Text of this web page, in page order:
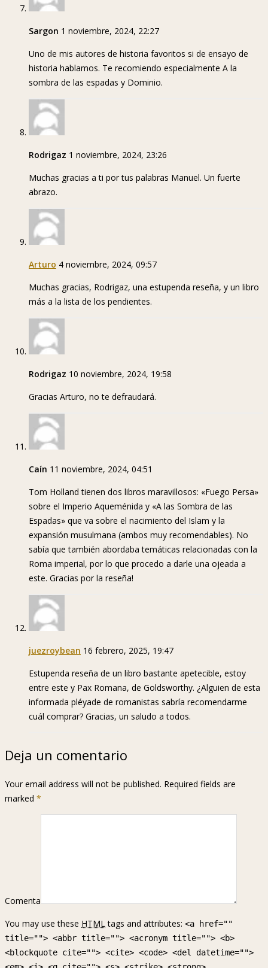
Sargon 1 noviembre, 2024, 22:27
Uno de mis autores de historia favoritos si de ensayo de
historia hablamos. Te recomiendo especialmente A la
sombra de las espadas y Dominio.
Rodrigaz 1 noviembre, 2024, 23:26
Muchas gracias a ti por tus palabras Manuel. Un fuerte
abrazo.
Arturo 4 noviembre, 2024, 09:57
Muchas gracias, Rodrigaz, una estupenda reseña, y un libro
más a la lista de los pendientes.
Rodrigaz 10 noviembre, 2024, 19:58
Gracias Arturo, no te defraudará.
Caín 11 noviembre, 2024, 04:51
Tom Holland tienen dos libros maravillosos: «Fuego Persa»
sobre el Imperio Aqueménida y «A las Sombra de las
Espadas» que va sobre el nacimiento del Islam y la
expansión musulmana (ambos muy recomendables). No
sabía que también abordaba temáticas relacionadas con la
Roma imperial, por lo que procedo a darle una ojeada a
este. Gracias por la reseña!
juezroybean 16 febrero, 2025, 19:47
Estupenda reseña de un libro bastante apetecible, estoy
entre este y Pax Romana, de Goldsworthy. ¿Alguien de esta
informada pléyade de romanistas sabría recomendarme
cuál comprar? Gracias, un saludo a todos.
Deja un comentario
Your email address will not be published. Required fields are
marked *
Comenta
You may use these HTMLtags and attributes: <a href=""
title=""> <abbr title=""> <acronym title=""> <b>
<blockquote cite=""> <cite> <code> <del datetime="">